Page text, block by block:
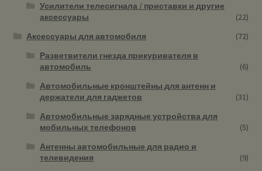
Усилители телесигнала / приставки и другие
аксессуары
(22)
Аксессуары для автомобиля
(72)
Разветвители гнезда прикуривателя в
автомобиль
(6)
Автомобильные кронштейны для антенн и
держатели для гаджетов
(31)
Автомобильные зарядные устройства для
мобильных телефонов
(5)
Антенны автомобильные для радио и
телевидения
(9)